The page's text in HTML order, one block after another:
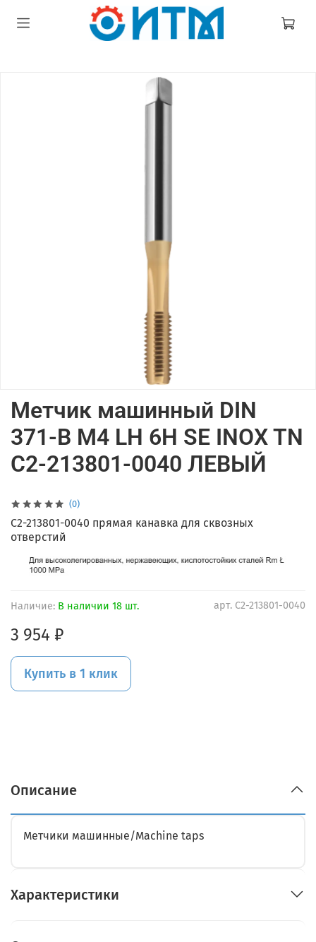
(0)
арт. C2-213801-0040
Наличие: В наличии 18 шт.
Метчик машинный DIN
371-B M4 LH 6H SE INOX TN
C2-213801-0040 ЛЕВЫЙ
3 954 ₽
Купить в 1 клик
C2-213801-0040 прямая канавка для сквозных
отверстий
Описание
Метчики машинные/Machine taps
Характеристики